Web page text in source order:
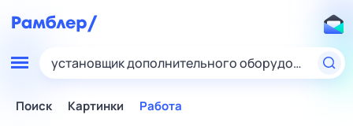
установщик дополнительного оборудования
Поиск Картинки Работа